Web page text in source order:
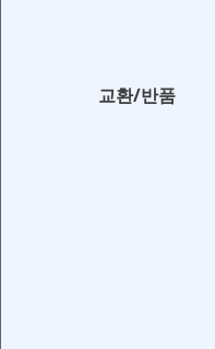
교환/반품